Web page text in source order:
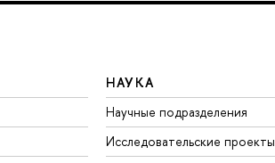
НАУКА
Научные подразделения
Исследовательские проекты